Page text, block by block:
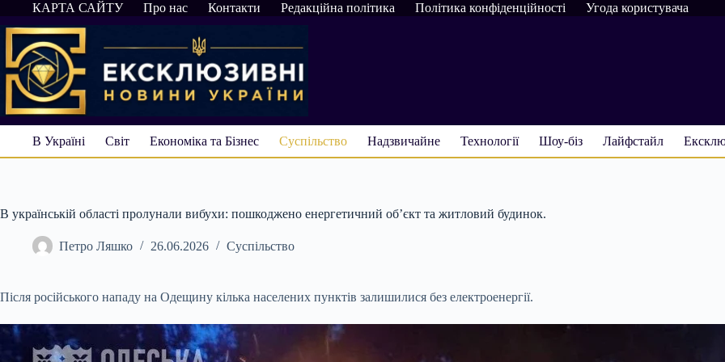
Перейти
до
вмісту
КАРТА САЙТУ Про нас Контакти Редакційна політика Політика конфіденційності Угода користувача
В Україні Світ Економіка та Бізнес Суспільство Надзвичайне Технології Шоу-біз Лайфстайл
В українській області пролунали вибухи: пошкоджено енергетичний об’єкт та житловий будинок.
Петро Ляшко 26.06.2026 Суспільство
Після російського нападу на Одещину кілька населених пунктів залишилися без електроенергії.